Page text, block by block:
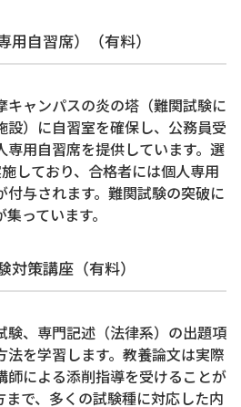
用自習席）（有料）
キャンパスの炎の塔（難関試験に
設）に自習室を確保し、公務員受
用自習席を提供しています。選
しており、合格者には個人専用
付与されます。難関試験の突破に
っています。
対策講座（有料）
験、専門記述（法律系）の出題項
法を学習します。教養論文は実際
師による添削指導を受けることが
で、多くの試験種に対応した内